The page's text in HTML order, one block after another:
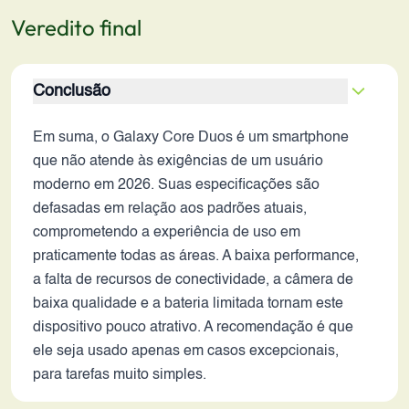
Veredito final
Conclusão
Em suma, o Galaxy Core Duos é um smartphone
que não atende às exigências de um usuário
moderno em 2026. Suas especificações são
defasadas em relação aos padrões atuais,
comprometendo a experiência de uso em
praticamente todas as áreas. A baixa performance,
a falta de recursos de conectividade, a câmera de
baixa qualidade e a bateria limitada tornam este
dispositivo pouco atrativo. A recomendação é que
ele seja usado apenas em casos excepcionais,
para tarefas muito simples.